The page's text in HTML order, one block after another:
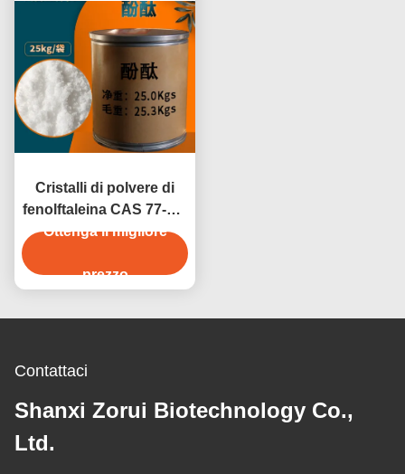
Cristalli di polvere di
fenolftaleina CAS 77-09-
8 per titolazione e test
Ottenga il migliore
prezzo
Contattaci
Shanxi Zorui Biotechnology Co.,
Ltd.